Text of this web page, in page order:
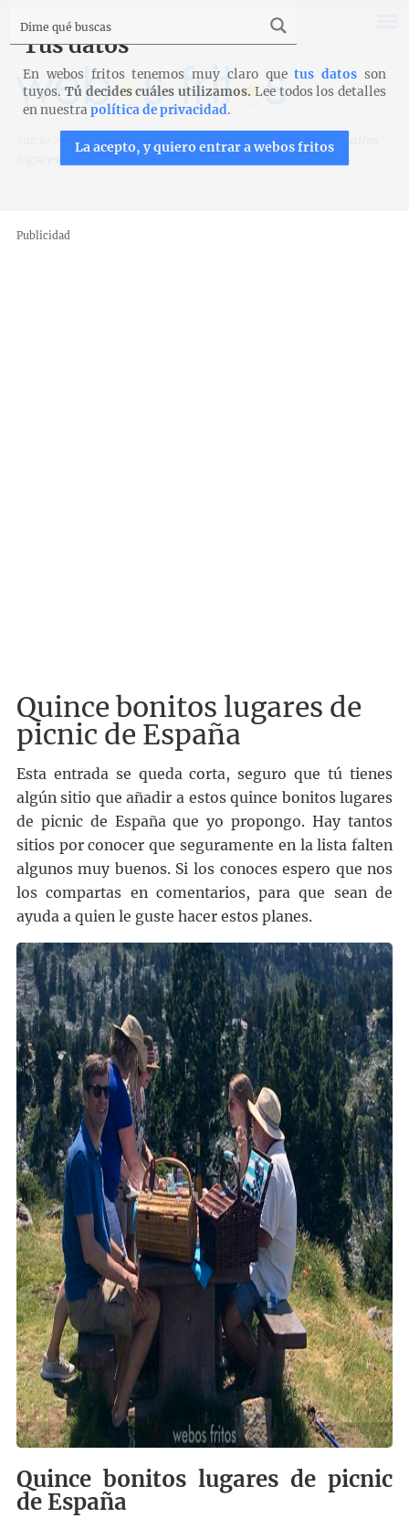
Viajar es aprender > Rutas por España
Quince bonitos
lugares de picnic de España
Publicidad
Quince bonitos lugares de
picnic de España
Esta entrada se queda corta, seguro que tú tienes
algún sitio que añadir a estos quince bonitos lugares
de picnic de España que yo propongo. Hay tantos
sitios por conocer que seguramente en la lista falten
algunos muy buenos. Si los conoces espero que nos
los compartas en comentarios, para que sean de
ayuda a quien le guste hacer estos planes.
Quince bonitos lugares de picnic
de España
Tus datos
En webos fritos tenemos muy claro quetus datos son
tuyos. Tú decides cuáles utilizamos. Lee todos los detalles
en nuestrapolítica de privacidad.
La acepto, y quiero entrar a webos fritos